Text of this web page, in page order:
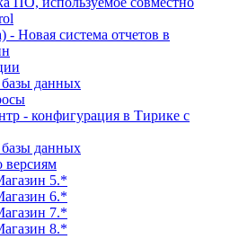
- Новая система отчетов в
данных
- конфигурация в Тирике с
данных
версиям
5.*
6.*
7.*
8.*